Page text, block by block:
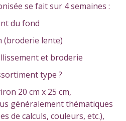
se fait sur 4 semaines :
du fond
(broderie lente)
et broderie
type ?
20 cm x 25 cm,
généralement thématiques
de calculs, couleurs, etc.),